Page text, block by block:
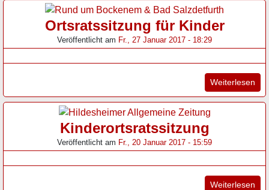
Ortsratssitzung für Kinder
Veröffentlicht am Fr., 27 Januar 2017 - 18:29
Weiterlesen
Kinderortsratssitzung
Veröffentlicht am Fr., 20 Januar 2017 - 15:59
Weiterlesen